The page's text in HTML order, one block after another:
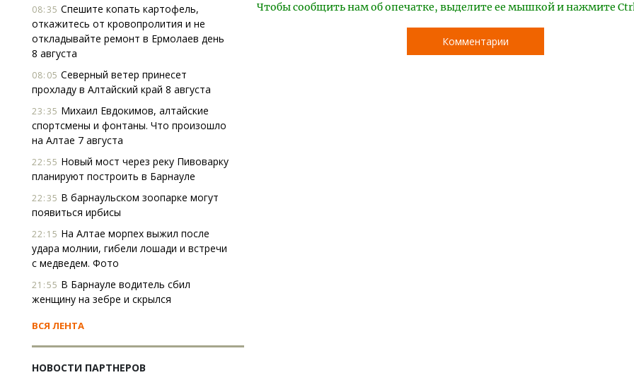
08:35 Спешите копать картофель,
откажитесь от кровопролития и не
откладывайте ремонт в Ермолаев день
8 августа
08:05 Северный ветер принесет
прохладу в Алтайский край 8 августа
23:35 Михаил Евдокимов, алтайские
спортсмены и фонтаны. Что произошло
на Алтае 7 августа
22:55 Новый мост через реку Пивоварку
планируют построить в Барнауле
22:35 В барнаульском зоопарке могут
появиться ирбисы
22:15 На Алтае морпех выжил после
удара молнии, гибели лошади и встречи
с медведем. Фото
21:55 В Барнауле водитель сбил
женщину на зебре и скрылся
ВСЯ ЛЕНТА
НОВОСТИ ПАРТНЕРОВ
Чтобы сообщить нам об опечатке, выделите ее мышкой и нажмите
Комментарии